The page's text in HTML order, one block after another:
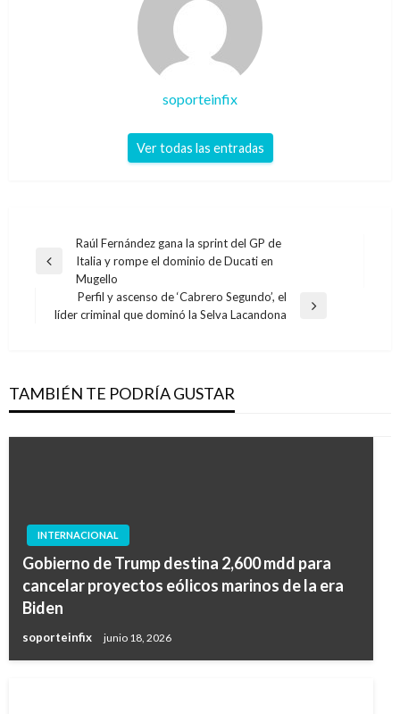
soporteinfix
Ver todas las entradas
Navegación
de
entradas
Entrada
anterior
Raúl Fernández gana la sprint del GP de
Italia y rompe el dominio de Ducati en
Mugello
Entrada
Perfil y ascenso de ‘Cabrero Segundo’, el
líder criminal que dominó la Selva Lacandona
TAMBIÉN TE PODRÍA GUSTAR
INTERNACIONAL
Gobierno de Trump destina 2,600 mdd para
cancelar proyectos eólicos marinos de la era
Biden
soporteinfix junio 18, 2026